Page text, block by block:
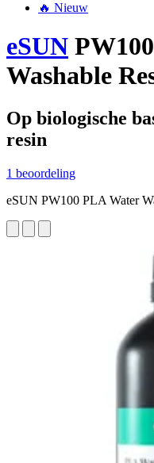
🔥 Nieuw
eSUN
Washable
Op biologische
resin
1 beoordeling
eSUN PW100 PLA Water